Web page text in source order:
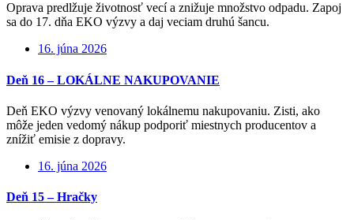
Oprava predlžuje životnosť vecí a znižuje množstvo odpadu. Zapoj
sa do 17. dňa EKO výzvy a daj veciam druhú šancu.
16. júna 2026
Deň 16 – LOKÁLNE NAKUPOVANIE
Deň EKO výzvy venovaný lokálnemu nakupovaniu. Zisti, ako
môže jeden vedomý nákup podporiť miestnych producentov a
znížiť emisie z dopravy.
16. júna 2026
Deň 15 – Hračky